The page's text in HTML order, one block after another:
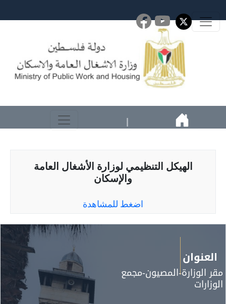
الهيكل التنظيمي لوزارة الأشغال العامة
والإسكان
اضغط للمشاهدة
المصيون-مجمع